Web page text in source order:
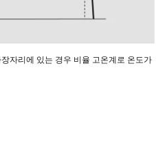
자리에 있는 경우 비율 고온계로 온도가